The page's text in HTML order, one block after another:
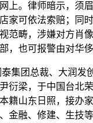
上。律师暗示，须
家可依法索赔；同
范畴，涉嫌对方肖
，也可报警由对华侈
团总裁、大润发
衍梁，于中国台北
籍山东日照，接办
金融、修建、生技